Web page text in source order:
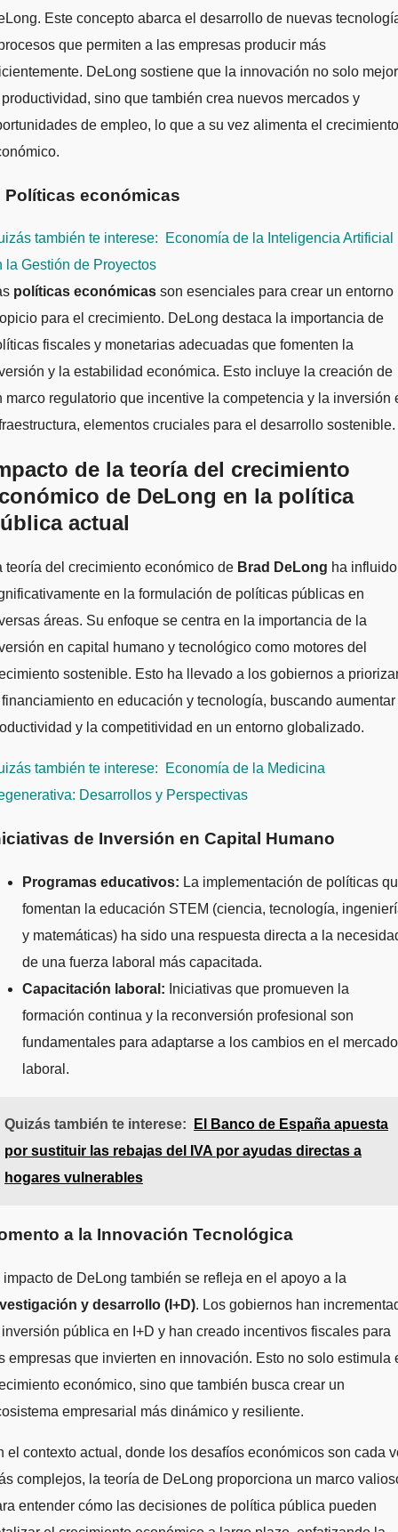
Este concepto abarca el desarrollo de nuevas
que permiten a las empresas producir más
DeLong sostiene que la innovación no solo
sino que también crea nuevos mercados y
de empleo, lo que a su vez alimenta el crecimiento
Políticas económicas
también te interese:
Economía de la Inteligencia Artificial
la Gestión de Proyectos
políticas económicas son esenciales para crear un entorno
para el crecimiento. DeLong destaca la importancia de
fiscales y monetarias adecuadas que fomenten la
y la estabilidad económica. Esto incluye la creación de
marco regulatorio que incentive la competencia y la inversión
elementos cruciales para el desarrollo sostenible.
de la teoría del crecimiento
de DeLong en la política
actual
teoría del crecimiento económico de Brad DeLong ha influido
en la formulación de políticas públicas en
áreas. Su enfoque se centra en la importancia de la
en capital humano y tecnológico como motores del
sostenible. Esto ha llevado a los gobiernos a
en educación y tecnología, buscando aumentar
y la competitividad en un entorno globalizado.
también te interese:
Economía de la Medicina
Desarrollos y Perspectivas
de Inversión en Capital Humano
Programas educativos: La implementación de políticas
fomentan la educación STEM (ciencia, tecnología,
y matemáticas) ha sido una respuesta directa a la
de una fuerza laboral más capacitada.
Capacitación laboral: Iniciativas que promueven la
formación continua y la reconversión profesional son
fundamentales para adaptarse a los cambios en el mercado
laboral.
Quizás también te interese:
El Banco de España apuesta
por sustituir las rebajas del IVA por ayudas directas a
hogares vulnerables
a la Innovación Tecnológica
impacto de DeLong también se refleja en el apoyo a la
y desarrollo (I+D). Los gobiernos han
pública en I+D y han creado incentivos fiscales para
empresas que invierten en innovación. Esto no solo estimula
económico, sino que también busca crear un
empresarial más dinámico y resiliente.
el contexto actual, donde los desafíos económicos son cada
complejos, la teoría de DeLong proporciona un marco
entender cómo las decisiones de política pública pueden